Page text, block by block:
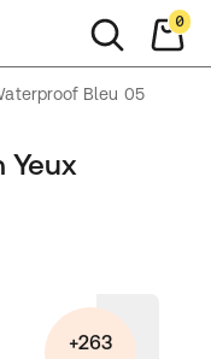
0
Bleu 05
Yeux
+263